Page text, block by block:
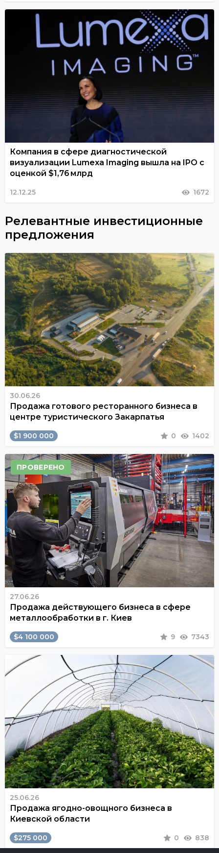
Компания в сфере диагностической
визуализации Lumexa Imaging вышла на IPO с
оценкой $1,76 млрд
12.12.25 1672
Релевантные инвестиционные
предложения
30.06.26
Продажа готового ресторанного бизнеса в
центре туристического Закарпатья
$1 900 000 0 1402
ПРОВЕРЕНО
27.06.26
Продажа действующего бизнеса в сфере
металлообработки в г. Киев
$4 100 000 9 7343
25.06.26
Продажа ягодно-овощного бизнеса в
Киевской области
$275 000 0 838